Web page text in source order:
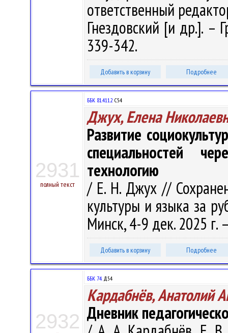
ответственный
Гнездовский [и др.]. –
339-342.
Добавить в корзину Подробнее
2931
полный текст
ББК 81.411.2 С54
Джух, Елена
Развитие
специальностей
технологию
/ Е. Н. Джух //
культуры и языка за
Минск, 4-9 дек. 2025 г.
Добавить в корзину Подробнее
2932
ББК 74.Д54
Кардабнёв, Анатолий
Дневник